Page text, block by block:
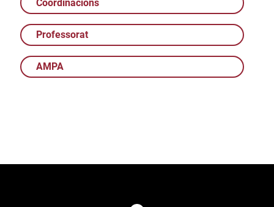
Coordinacions
Professorat
AMPA